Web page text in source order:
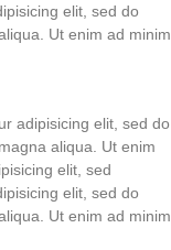
elit, sed do
Ut enim ad minim
adipisicing elit, sed do
aliqua. Ut enim
elit, sed
elit, sed do
Ut enim ad minim